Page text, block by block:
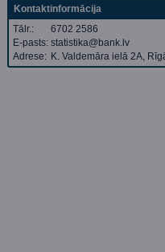
Kontaktinformācija
Tālr.:
6702 2586
E-pasts: statistika@bank.lv
Adrese: K. Valdemāra ielā 2A,